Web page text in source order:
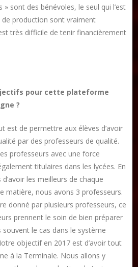
» sont des bénévoles, le seul qui l’est
de production sont vraiment
très difficile de tenir financièrement
pour cette plateforme
?
est de permettre aux élèves d’avoir
par des professeurs de qualité.
professeurs avec une force
titulaires dans les lycées. En
les meilleurs de chaque
matière, nous avons 3 professeurs.
donné par plusieurs professeurs, ce
prennent le soin de bien préparer
souvent le cas dans le système
objectif en 2017 est d’avoir tout
à la Terminale. Nous allons y